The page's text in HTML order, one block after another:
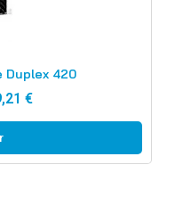
Duplex 420
€